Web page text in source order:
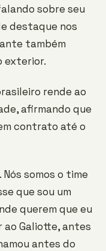
sobre seu
destaque nos
também
exterior.
rende ao
afirmando que
contrato até o
somos o time
que sou um
querem que eu
ao Galiotte, antes
antes do